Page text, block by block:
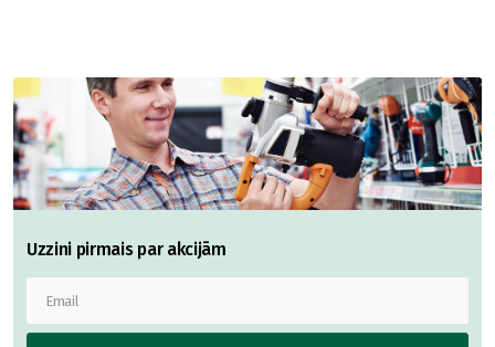
Uzzini pirmais par akcijām